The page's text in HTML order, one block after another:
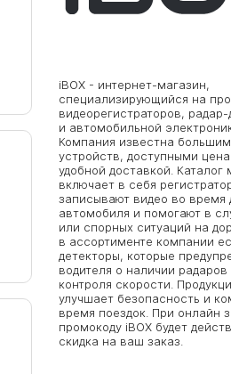
iBOX - интернет-магазин,
специализирующийся на
видеорегистраторов, радар-
и автомобильной
Компания известна
устройств, доступными
удобной доставкой. Каталог
включает в себя
записывают видео во время
автомобиля и помогают в
или спорных ситуаций на
в ассортименте компании
детекторы, которые
водителя о наличии
контроля скорости.
улучшает безопасность и
время поездок. При онлайн
промокоду iBOX будет
скидка на ваш заказ.